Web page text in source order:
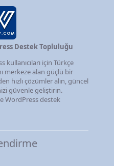
Destek Topluluğu
kullanıcıları için Türkçe
merkeze alan güçlü bir
hızlı çözümler alın, güncel
güvenle geliştirin.
WordPress destek